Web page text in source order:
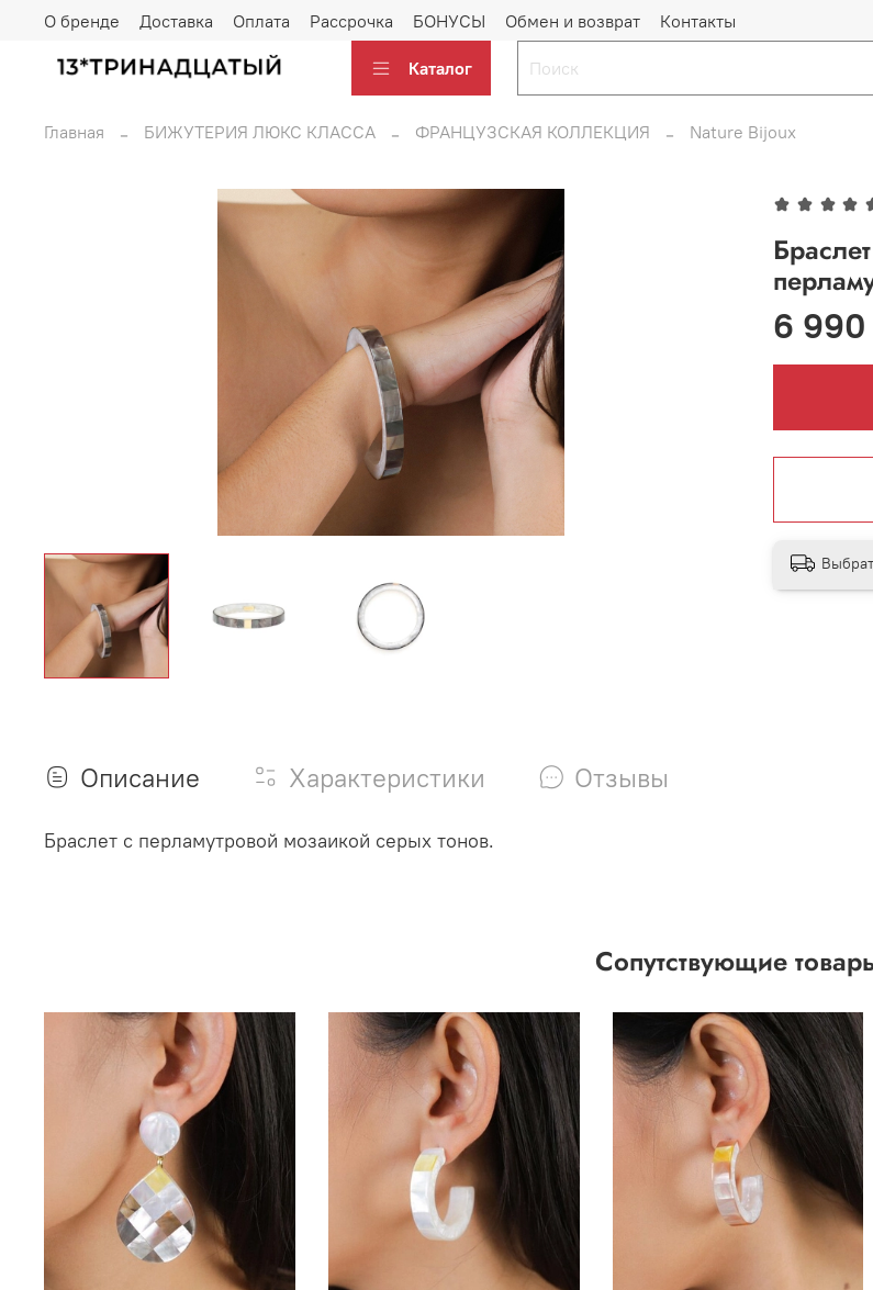
О бренде Доставка Оплата Рассрочка БОНУСЫ Обмен и возврат Контакты
Каталог
Главная БИЖУТЕРИЯ ЛЮКС КЛАССА ФРАНЦУЗСКАЯ КОЛЛЕКЦИЯ Nature Bijoux
6
Описание Характеристики Отзывы
Браслет с перламутровой мозаикой серых тонов.
Сопутствующие